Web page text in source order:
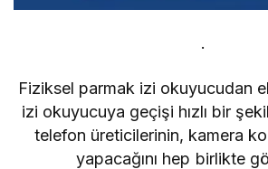
.
Fiziksel parmak izi okuyucudan
izi okuyucuya geçişi hızlı bir
telefon üreticilerinin, kamera
yapacağını hep birlikte